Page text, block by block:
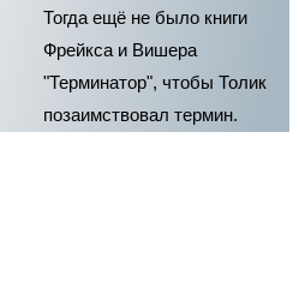
Тогда ещё не было книги
Фрейкса и Вишера
"Терминатор", чтобы Толик
позаимствовал термин.